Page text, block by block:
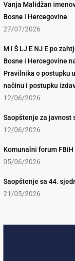
Vanja Malidžan
Bosne i Hercegovine
27/07/2026
M I Š LJ E NJ E po
Bosne i Hercegovine
Pravilnika o postupku
načinu i postupku
12/06/2026
Saopštenje za javnost
12/06/2026
Komunalni forum FBiH
05/06/2026
Saopštenje sa 44.
21/05/2026